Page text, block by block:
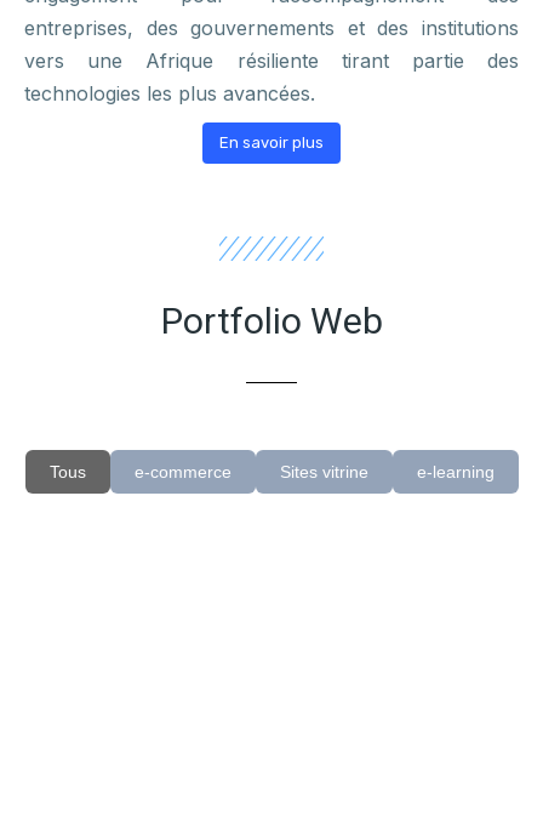
entreprises, des gouvernements et des institutions
vers une Afrique résiliente tirant partie des
technologies les plus avancées.
En savoir plus
Portfolio Web
Tous e-commerce Sites vitrine e-learning